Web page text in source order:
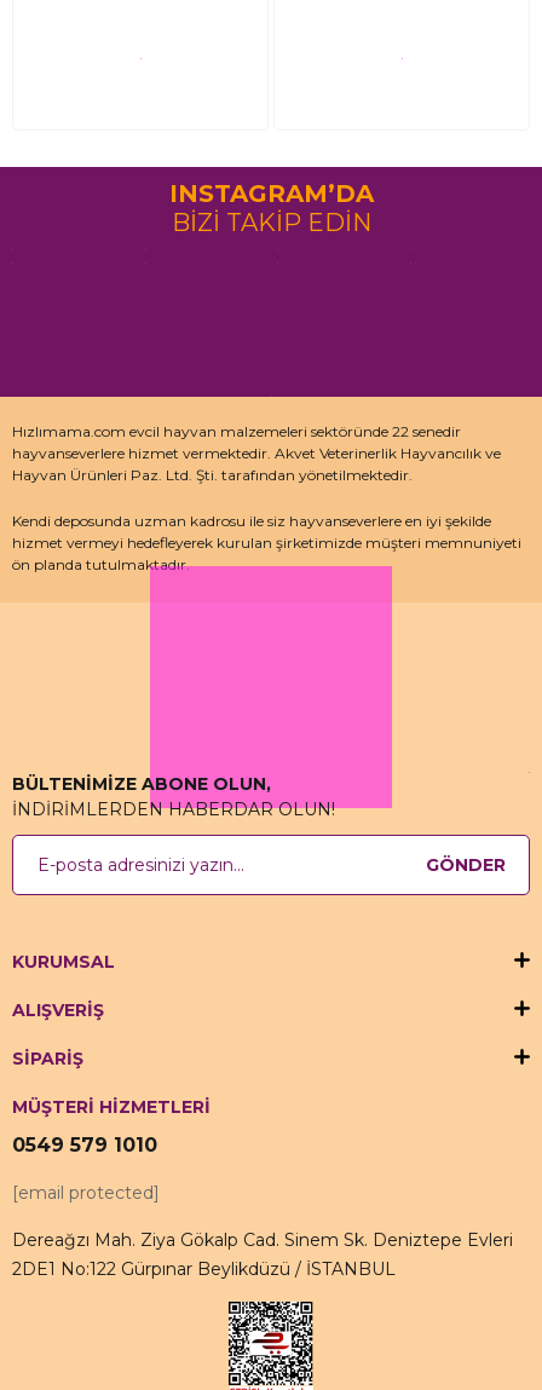
INSTAGRAM’DA
BİZİ TAKİP EDİN
Hızlımama.com evcil hayvan malzemeleri sektöründe 22 senedir
hayvanseverlere hizmet vermektedir. Akvet Veterinerlik Hayvancılık ve
Hayvan Ürünleri Paz. Ltd. Şti. tarafından yönetilmektedir.
Kendi deposunda uzman kadrosu ile siz hayvanseverlere en iyi şekilde
hizmet vermeyi hedefleyerek kurulan şirketimizde müşteri memnuniyeti
ön planda tutulmaktadır.
BÜLTENİMİZE ABONE OLUN,
İNDİRİMLERDEN HABERDAR OLUN!
GÖNDER
KURUMSAL
ALIŞVERİŞ
SİPARİŞ
MÜŞTERİ HİZMETLERİ
0549 579 1010
[email protected]
Dereağzı Mah. Ziya Gökalp Cad. Sinem Sk. Deniztepe Evleri
2DE1 No:122 Gürpınar Beylikdüzü / İSTANBUL